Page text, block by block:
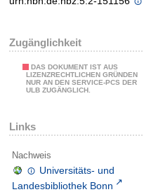
Zugänglichkeit
DAS DOKUMENT IST AUS
LIZENZRECHTLICHEN GRÜNDEN
NUR AN DEN SERVICE-PCS DER
ULB ZUGÄNGLICH.
Links
Nachweis
Universitäts- und
Landesbibliothek Bonn